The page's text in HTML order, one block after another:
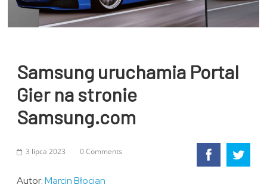
Samsung uruchamia Portal
Gier na stronie
Samsung.com
3 lipca 2023 0 Comments
Autor:Marcin Błocian